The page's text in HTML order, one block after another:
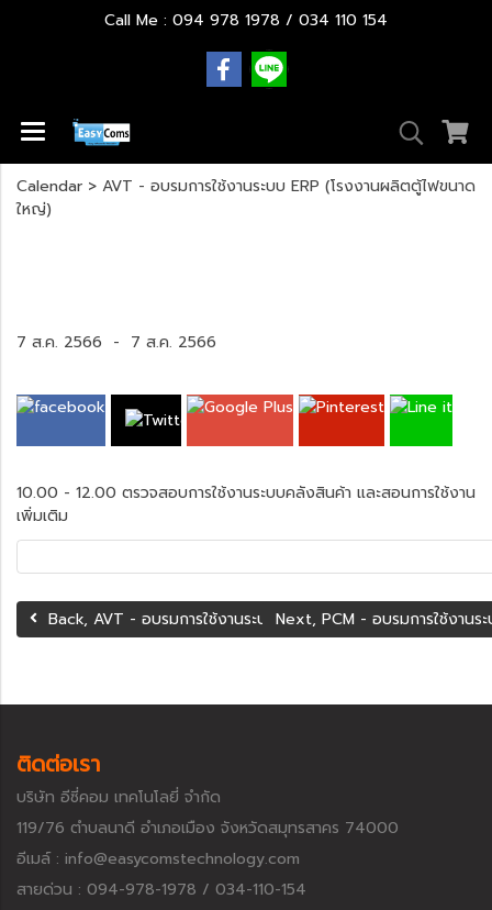
Call Me : 094 978 1978 / 034 110 154
Calendar > AVT - อบรมการใช้งานระบบ ERP (โรงงานผลิตตู้ไฟขนาด
ใหญ่)
7 ส.ค. 2566 - 7 ส.ค. 2566
10.00 - 12.00 ตรวจสอบการใช้งานระบบคลังสินค้า และสอนการใช้งาน
เพิ่มเติม
Back, AVT - อบรมการใช้งานระบบ ERP (โรงงานผลิตตู้ไฟขนาดให
Next, PCM - อบรมการใช้งาน
ติดต่อเรา
บริษัท อีซี่คอม เทคโนโลยี่ จำกัด
119/76 ตำบลนาดี อำเภอเมือง จังหวัดสมุทรสาคร 74000
อีเมล์ : info@easycomstechnology.com
สายด่วน : 094-978-1978 / 034-110-154